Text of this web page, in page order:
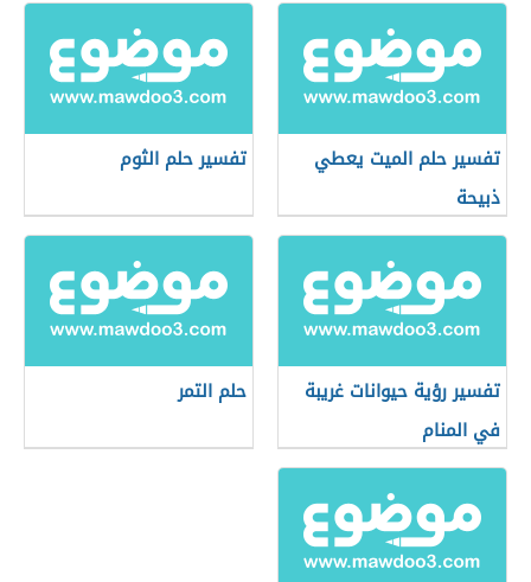
تفسير حلم الميت يعطي
ذبيحة
تفسير حلم الثوم
تفسير رؤية حيوانات غريبة
في المنام
حلم التمر